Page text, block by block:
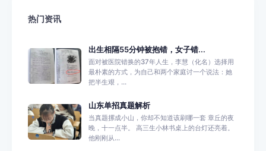
热门资讯
出生相隔55分钟被抱错，女子错...
面对被医院错换的37年人生，李慧（化名）选择用
最朴素的方式，为自己和两个家庭讨一个说法：她
把半生艰，...
山东单招真题解析
当真题摞成小山，你却不知道该刷哪一套 章丘的夜
晚，十一点半。 高三生小林书桌上的台灯还亮着。
他刚刚从...